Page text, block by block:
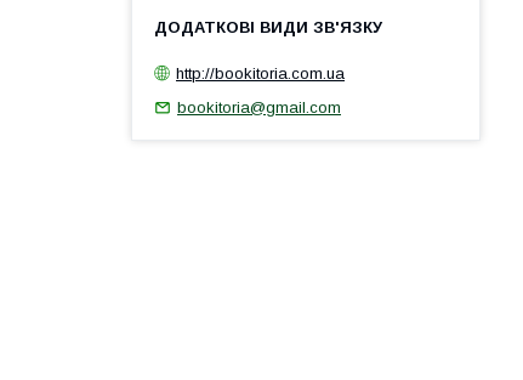
http://bookitoria.com.ua
bookitoria@gmail.com